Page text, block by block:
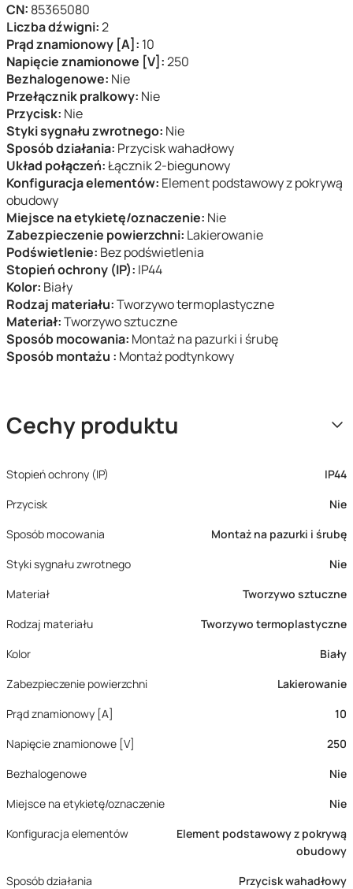
CN: 85365080
Liczba dźwigni:2
Prąd znamionowy [A]: 10
Napięcie znamionowe [V]:250
Bezhalogenowe: Nie
Przełącznik pralkowy: Nie
Przycisk: Nie
Styki sygnału zwrotnego: Nie
Sposób działania: Przycisk wahadłowy
Układ połączeń:Łącznik 2-biegunowy
Konfiguracja elementów: Element podstawowy z pokrywą
obudowy
Miejsce na etykietę/oznaczenie: Nie
Zabezpieczenie powierzchni: Lakierowanie
Podświetlenie: Bez podświetlenia
Stopień ochrony (IP): IP44
Kolor: Biały
Rodzaj materiału:Tworzywo termoplastyczne
Materiał:Tworzywo sztuczne
Sposób mocowania: Montaż na pazurki i śrubę
Sposób montażu : Montaż podtynkowy
Cechy produktu
Stopień ochrony (IP)
IP44
Przycisk
Nie
Sposób mocowania
Montaż na pazurki i śrubę
Styki sygnału zwrotnego
Nie
Materiał
Tworzywo sztuczne
Rodzaj materiału
Tworzywo termoplastyczne
Kolor
Biały
Zabezpieczenie powierzchni
Lakierowanie
Prąd znamionowy [A]
10
Napięcie znamionowe [V]
250
Bezhalogenowe
Nie
Miejsce na etykietę/oznaczenie
Nie
Konfiguracja elementów
Element podstawowy z pokrywą
obudowy
Sposób działania
Przycisk wahadłowy